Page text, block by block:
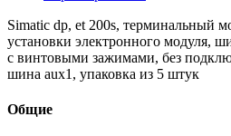
Simatic dp, et 200s, терминальный
установки электронного модуля,
с винтовыми зажимами, без
шина aux1, упаковка из 5 штук
Общие